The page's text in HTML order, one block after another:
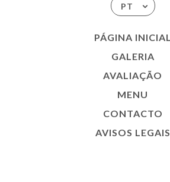
PT
PÁGINA INICIAL
GALERIA
AVALIAÇÃO
MENU
CONTACTO
AVISOS LEGAIS